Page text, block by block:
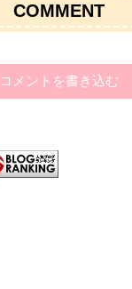
COMMENT
コメントを書き込む